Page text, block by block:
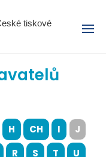
tiskové
Menu
H CH I
J
R S T
U